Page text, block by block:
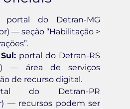
portal do Detran-MG
— seção “Habilitação >
portal do Detran-RS
— área de serviços
de recurso digital.
do Detran-PR
— recursos podem ser